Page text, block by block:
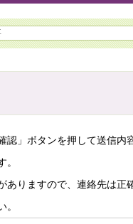
」ボタンを押して送信内
。
りますので、連絡先は正